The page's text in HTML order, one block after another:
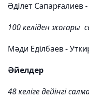
Әділет
100 келіден жоғары
Мәди Еділбаев -
Әйелдер
48 келіге дейінгі